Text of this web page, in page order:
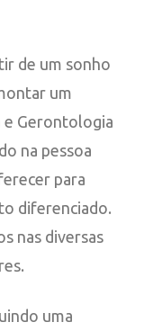
de um sonho
um
e Gerontologia
na pessoa
para
diferenciado.
nas diversas
uma